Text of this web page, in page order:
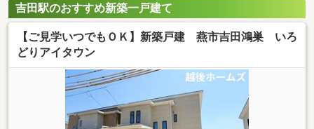
吉田駅のおすすめ新築一戸建て
【ご見学いつでもＯＫ】新築戸建 燕市吉田鴻巣 いろ
どりアイタウン